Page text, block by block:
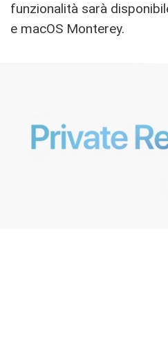
funzionalità sarà
e macOS Monterey.